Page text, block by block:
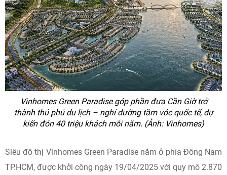
Vinhomes Green Paradise góp phần đưa Cần Giờ trở
thành thủ phủ du lịch – nghỉ dưỡng tầm vóc quốc tế, dự
kiến đón 40 triệu khách mỗi năm. (Ảnh: Vinhomes)
Siêu đô thị Vinhomes Green Paradise nằm ở phía Đông Nam
TP.HCM, được khởi công ngày 19/04/2025 với quy mô 2.870